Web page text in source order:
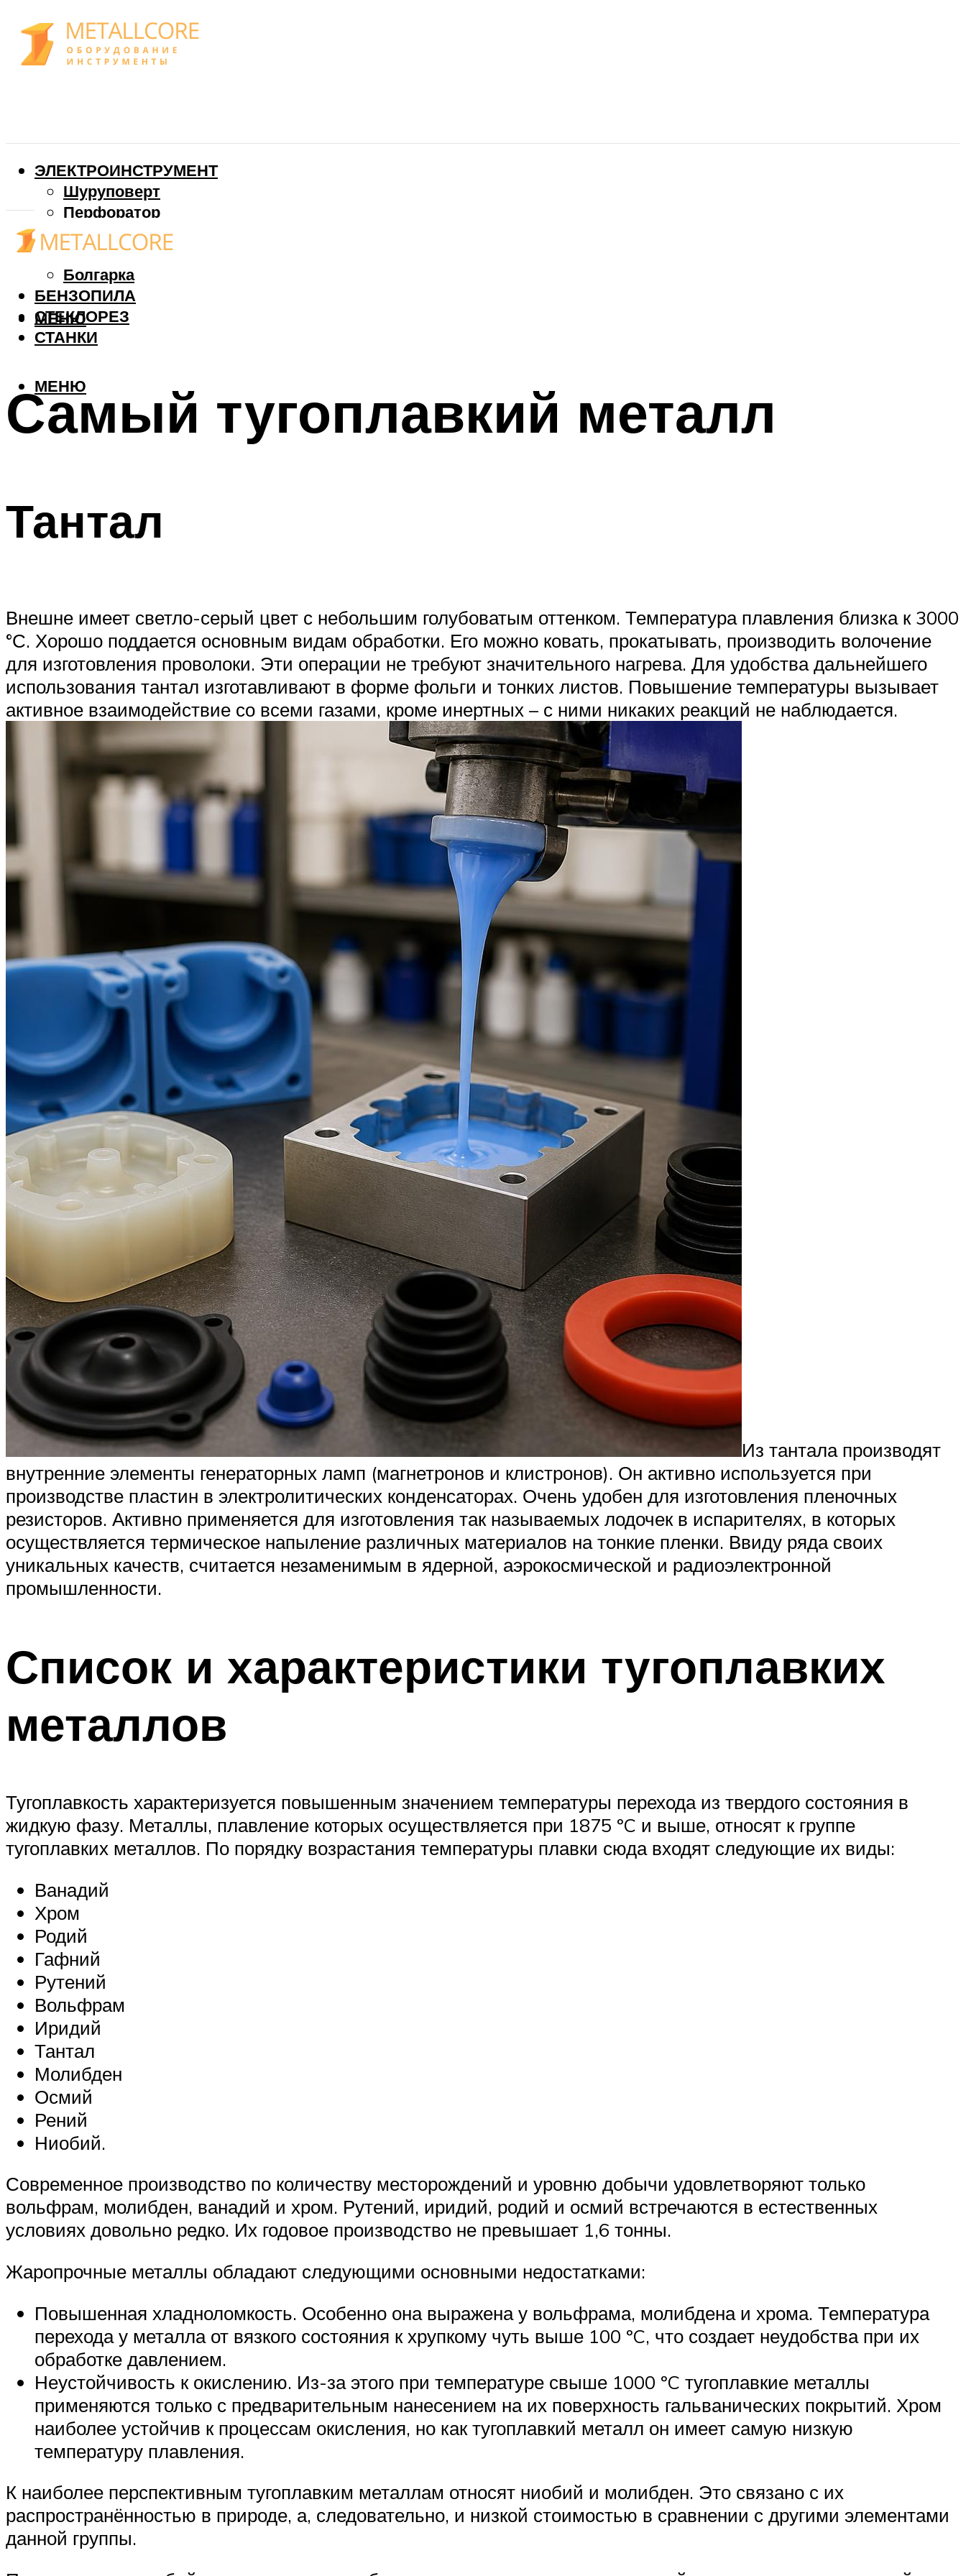
ЭЛЕКТРОИНСТРУМЕНТ
Шуруповерт
Перфоратор
Дрель
Фрезер
Болгарка
БЕНЗОПИЛА
СТЕКЛОРЕЗ
СТАНКИ
МЕНЮ
МЕНЮ
Самый тугоплавкий металл
Тантал
Внешне имеет светло-серый цвет с небольшим голубоватым оттенком. Температура плавления близка к 3000
°С. Хорошо поддается основным видам обработки. Его можно ковать, прокатывать, производить волочение
для изготовления проволоки. Эти операции не требуют значительного нагрева. Для удобства дальнейшего
использования тантал изготавливают в форме фольги и тонких листов. Повышение температуры вызывает
активное взаимодействие со всеми газами, кроме инертных – с ними никаких реакций не наблюдается.
Из тантала производят
внутренние элементы генераторных ламп (магнетронов и клистронов). Он активно используется при
производстве пластин в электролитических конденсаторах. Очень удобен для изготовления пленочных
резисторов. Активно применяется для изготовления так называемых лодочек в испарителях, в которых
осуществляется термическое напыление различных материалов на тонкие пленки. Ввиду ряда своих
уникальных качеств, считается незаменимым в ядерной, аэрокосмической и радиоэлектронной
промышленности.
Список и характеристики тугоплавких
металлов
Тугоплавкость характеризуется повышенным значением температуры перехода из твердого состояния в
жидкую фазу. Металлы, плавление которых осуществляется при 1875 ºC и выше, относят к группе
тугоплавких металлов. По порядку возрастания температуры плавки сюда входят следующие их виды:
Ванадий
Хром
Родий
Гафний
Рутений
Вольфрам
Иридий
Тантал
Молибден
Осмий
Рений
Ниобий.
Современное производство по количеству месторождений и уровню добычи удовлетворяют только
вольфрам, молибден, ванадий и хром. Рутений, иридий, родий и осмий встречаются в естественных
условиях довольно редко. Их годовое производство не превышает 1,6 тонны.
Жаропрочные металлы обладают следующими основными недостатками:
Повышенная хладноломкость. Особенно она выражена у вольфрама, молибдена и хрома. Температура
перехода у металла от вязкого состояния к хрупкому чуть выше 100 ºC, что создает неудобства при их
обработке давлением.
Неустойчивость к окислению. Из-за этого при температуре свыше 1000 ºC тугоплавкие металлы
применяются только с предварительным нанесением на их поверхность гальванических покрытий. Хром
наиболее устойчив к процессам окисления, но как тугоплавкий металл он имеет самую низкую
температуру плавления.
К наиболее перспективным тугоплавким металлам относят ниобий и молибден. Это связано с их
распространённостью в природе, а, следовательно, и низкой стоимостью в сравнении с другими элементами
данной группы.